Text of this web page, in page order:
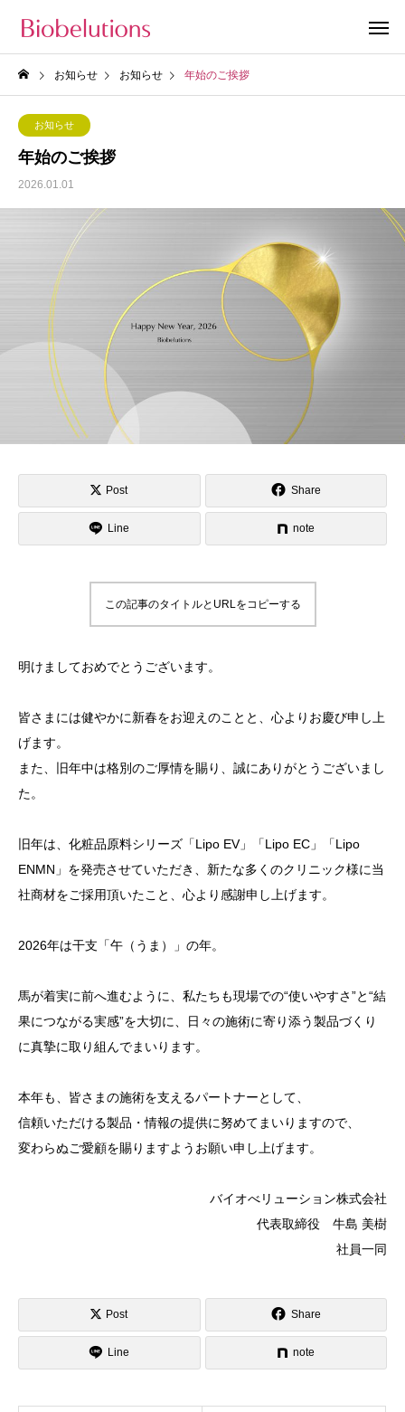
お知らせ お知らせ 年始のご挨拶
お知らせ
年始のご挨拶
2026.01.01
Post Share
Line note
この記事のタイトルとURLをコピーする
明けましておめでとうございます。
皆さまには健やかに新春をお迎えのことと、心よりお慶び申し上
げます。
また、旧年中は格別のご厚情を賜り、誠にありがとうございまし
た。
旧年は、化粧品原料シリーズ「Lipo EV」「Lipo EC」「Lipo
ENMN」を発売させていただき、新たな多くのクリニック様に当
社商材をご採用頂いたこと、心より感謝申し上げます。
2026年は干支「午（うま）」の年。
馬が着実に前へ進むように、私たちも現場での“使いやすさ”と“結
果につながる実感”を大切に、日々の施術に寄り添う製品づくり
に真摯に取り組んでまいります。
本年も、皆さまの施術を支えるパートナーとして、
信頼いただける製品・情報の提供に努めてまいりますので、
変わらぬご愛顧を賜りますようお願い申し上げます。
バイオべリューション株式会社
代表取締役 牛島 美樹
社員一同
Post Share
Line note